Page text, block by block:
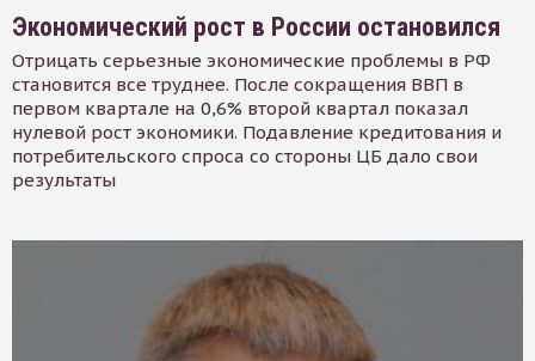
Экономический рост в России остановился
Отрицать серьезные экономические проблемы в РФ
становится все труднее. После сокращения ВВП в
первом квартале на 0,6% второй квартал показал
нулевой рост экономики. Подавление кредитования и
потребительского спроса со стороны ЦБ дало свои
результаты